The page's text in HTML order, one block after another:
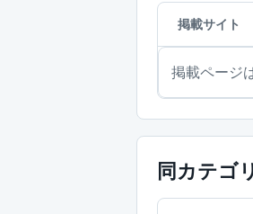
掲載サイト
掲載ページ
同カテゴ